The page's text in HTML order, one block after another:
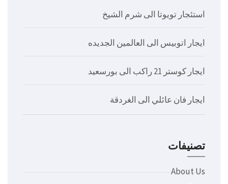
استئجار تويوتا الى شرم الشيخ
ايجار اتوبيس الى العالمين الجديده
ايجار كوستر 21 راكب الى بورسعيد
ايجار فان عائلي الى الغردقة
تصنيفات
About Us